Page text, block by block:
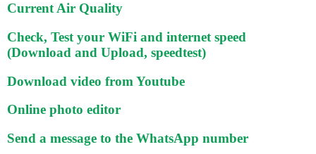
Current Air Quality
Check, Test your WiFi and internet speed
(Download and Upload, speedtest)
Download video from Youtube
Online photo editor
Send a message to the WhatsApp number